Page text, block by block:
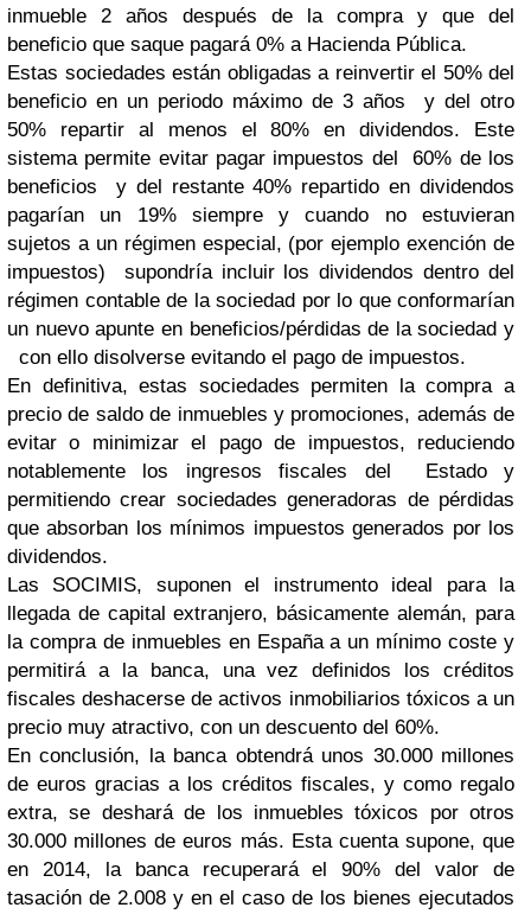
inmueble 2 años después de la compra y que del
beneficio que saque pagará 0% a Hacienda Pública.
Estas sociedades están obligadas a reinvertir el 50% del
beneficio en un periodo máximo de 3 años y del otro
50% repartir al menos el 80% en dividendos. Este
sistema permite evitar pagar impuestos del 60% de los
beneficios y del restante 40% repartido en dividendos
pagarían un 19% siempre y cuando no estuvieran
sujetos a un régimen especial, (por ejemplo exención de
impuestos) supondría incluir los dividendos dentro del
régimen contable de la sociedad por lo que conformarían
un nuevo apunte en beneficios/pérdidas de la sociedad y
con ello disolverse evitando el pago de impuestos.
En definitiva, estas sociedades permiten la compra a
precio de saldo de inmuebles y promociones, además de
evitar o minimizar el pago de impuestos, reduciendo
notablemente los ingresos fiscales del Estado y
permitiendo crear sociedades generadoras de pérdidas
que absorban los mínimos impuestos generados por los
dividendos.
Las SOCIMIS, suponen el instrumento ideal para la
llegada de capital extranjero, básicamente alemán, para
la compra de inmuebles en España a un mínimo coste y
permitirá a la banca, una vez definidos los créditos
fiscales deshacerse de activos inmobiliarios tóxicos a un
precio muy atractivo, con un descuento del 60%.
En conclusión, la banca obtendrá unos 30.000 millones
de euros gracias a los créditos fiscales, y como regalo
extra, se deshará de los inmuebles tóxicos por otros
30.000 millones de euros más. Esta cuenta supone, que
en 2014, la banca recuperará el 90% del valor de
tasación de 2.008 y en el caso de los bienes ejecutados